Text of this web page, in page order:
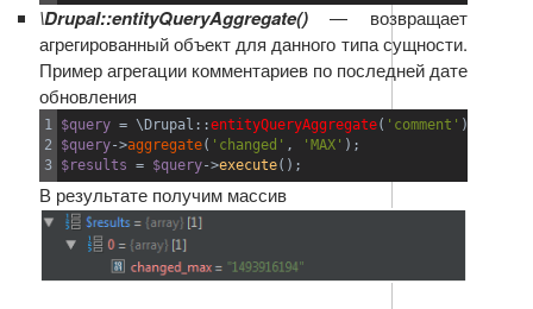
\Drupal::entityQueryAggregate()— возвращает
агрегированный объект для данного типа сущности.
Пример агрегации комментариев по последней дате
обновления
1
2
3
$query = \Drupal ::entityQueryAggregate( 'comment' )
$query->aggregate( 'changed' , 'MAX' ) ;
$results = $query->execute( ) ;
В результате получим массив